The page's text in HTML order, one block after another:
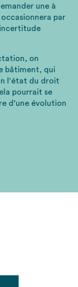
une à
par
on
bâtiment, qui
l’état du droit
pourrait se
d’une évolution